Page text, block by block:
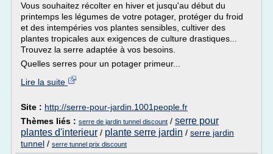
Vous souhaitez récolter en hiver et jusqu'au début du
printemps les légumes de votre potager, protéger du froid
et des intempéries vos plantes sensibles, cultiver des
plantes tropicales aux exigences de culture drastiques...
Trouvez la serre adaptée à vos besoins.
Quelles serres pour un potager primeur...
Lire la suite
Site : http://serre-pour-jardin.1001people.fr
Thèmes liés : serre de jardin tunnel discount / serre pour
plantes d'interieur / plante serre jardin / serre jardin
tunnel / serre tunnel prix discount